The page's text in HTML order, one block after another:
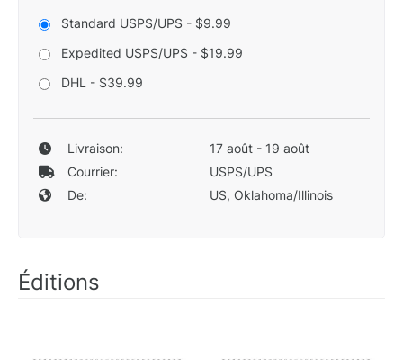
Standard USPS/UPS - $9.99
Expedited USPS/UPS - $19.99
DHL - $39.99
Livraison:
17 août - 19 août
Courrier:
USPS/UPS
De:
US, Oklahoma/Illinois
Éditions